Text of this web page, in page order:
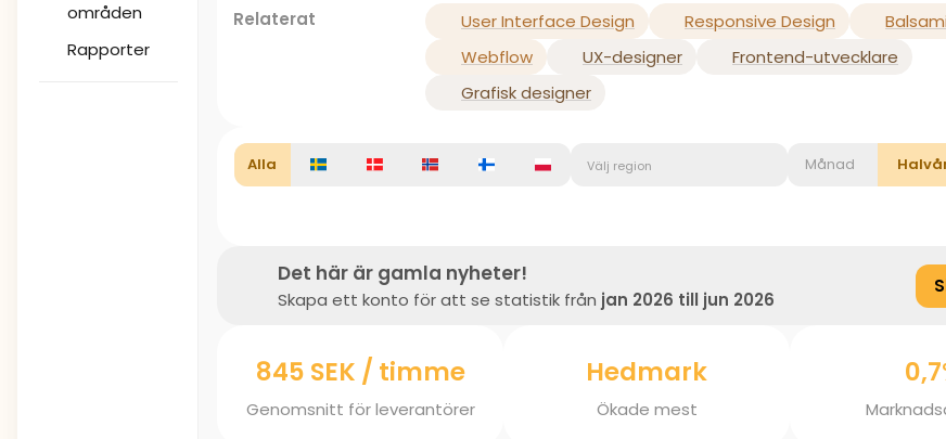
områden
Rapporter
Relaterat
User Interface Design Responsive Design
Webflow
UX-designer
Frontend-utvecklare
Grafisk designer
Alla Välj region Månad
Det här är gamla nyheter!
Skapa ett konto för att se statistik från jan 2026 till jun 2026
845 SEK / timme
Genomsnitt för leverantörer
Hedmark
Ökade mest